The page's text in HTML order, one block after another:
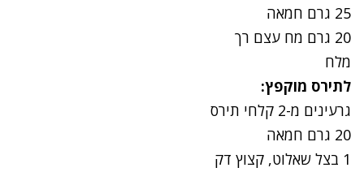
25 גרם חמאה
20 גרם מח עצם רך
מלח
לתירס מוקפץ:
גרעינים מ-2 קלחי תירס
20 גרם חמאה
1 בצל שאלוט, קצוץ דק